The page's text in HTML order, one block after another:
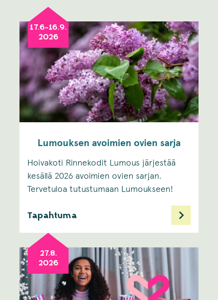
17.6-16.9.
2026
Lumouksen avoimien ovien sarja
Hoivakoti Rinnekodit Lumous järjestää
kesällä 2026 avoimien ovien sarjan.
Tervetuloa tutustumaan Lumoukseen!
Tapahtuma
27.8.
2026